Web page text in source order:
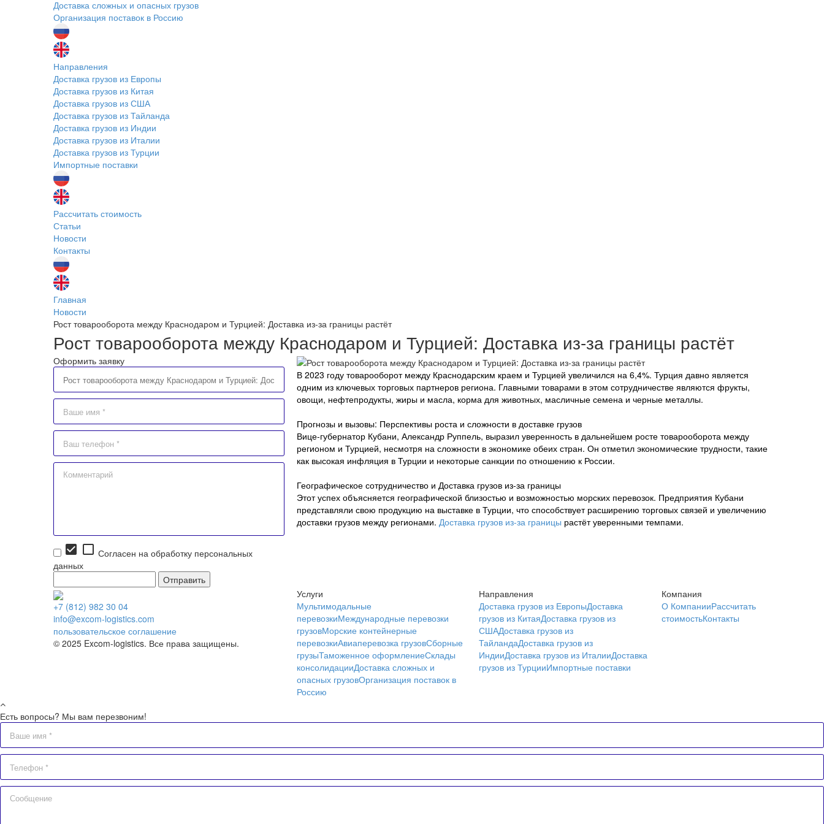
Доставка сложных и опасных грузов
Организация поставок в Россию
Направления
Доставка грузов из Европы
Доставка грузов из Китая
Доставка грузов из США
Доставка грузов из Тайланда
Доставка грузов из Индии
Доставка грузов из Италии
Доставка грузов из Турции
Импортные поставки
Рассчитать стоимость
Статьи
Новости
Контакты
Главная
Новости
Рост товарооборота между Краснодаром и Турцией: Доставка из-за границы растёт
Рост товарооборота между Краснодаром и Турцией: Доставка из-за границы растёт
Оформить заявку
check_box check_box_outline_blank Согласен на обработку персональных
данных
В 2023 году товарооборот между Краснодарским краем и Турцией увеличился на 6,4%. Турция давно является
одним из ключевых торговых партнеров региона. Главными товарами в этом сотрудничестве являются фрукты,
овощи, нефтепродукты, жиры и масла, корма для животных, масличные семена и черные металлы.
Прогнозы и вызовы: Перспективы роста и сложности в доставке грузов
Вице-губернатор Кубани, Александр Руппель, выразил уверенность в дальнейшем росте товарооборота между
регионом и Турцией, несмотря на сложности в экономике обеих стран. Он отметил экономические трудности, такие
как высокая инфляция в Турции и некоторые санкции по отношению к России.
Географическое сотрудничество и Доставка грузов из-за границы
Этот успех объясняется географической близостью и возможностью морских перевозок. Предприятия Кубани
представляли свою продукцию на выставке в Турции, что способствует расширению торговых связей и увеличению
доставки грузов между регионами. Доставка грузов из-за границы растёт уверенными темпами.
+7 (812) 982 30 04
info@excom-logistics.com
пользовательское соглашение
© 2025 Excom-logistics. Все права защищены.
Услуги
Мультимодальные
перевозкиМеждународные перевозки
грузовМорские контейнерные
перевозкиАвиаперевозка грузовСборные
грузыТаможенное оформлениеСклады
консолидацииДоставка сложных и
опасных грузовОрганизация поставок в
Россию
Направления
Доставка грузов из ЕвропыДоставка
грузов из КитаяДоставка грузов из
СШАДоставка грузов из
ТайландаДоставка грузов из
ИндииДоставка грузов из ИталииДоставка
грузов из ТурцииИмпортные поставки
Компания
О КомпанииРассчитать
стоимостьКонтакты
Есть вопросы? Мы вам перезвоним!